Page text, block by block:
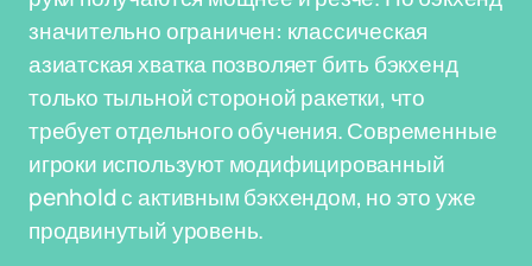
значительно ограничен: классическая
азиатская хватка позволяет бить бэкхенд
только тыльной стороной ракетки, что
требует отдельного обучения. Современные
игроки используют модифицированный
penhold с активным бэкхендом, но это уже
продвинутый уровень.